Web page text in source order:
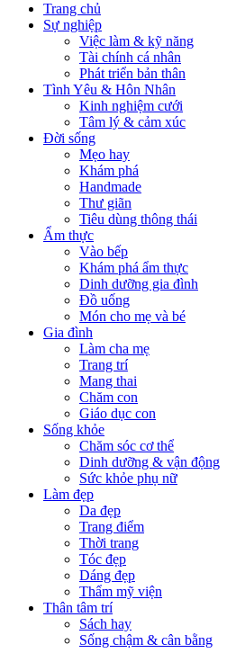
Trang chủ
Sự nghiệp
Việc làm & kỹ năng
Tài chính cá nhân
Phát triển bản thân
Tình Yêu & Hôn Nhân
Kinh nghiệm cưới
Tâm lý & cảm xúc
Đời sống
Mẹo hay
Khám phá
Handmade
Thư giãn
Tiêu dùng thông thái
Ẩm thực
Vào bếp
Khám phá ẩm thực
Dinh dưỡng gia đình
Đồ uống
Món cho mẹ và bé
Gia đình
Làm cha mẹ
Trang trí
Mang thai
Chăm con
Giáo dục con
Sống khỏe
Chăm sóc cơ thể
Dinh dưỡng & vận động
Sức khỏe phụ nữ
Làm đẹp
Da đẹp
Trang điểm
Thời trang
Tóc đẹp
Dáng đẹp
Thẩm mỹ viện
Thân tâm trí
Sách hay
Sống chậm & cân bằng